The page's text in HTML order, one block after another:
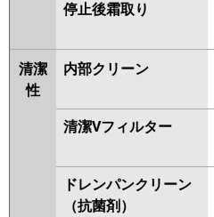
停止後霜取り
清潔
性
内部クリーン
清潔Vフィルター
ドレンパンクリーン
（抗菌剤）